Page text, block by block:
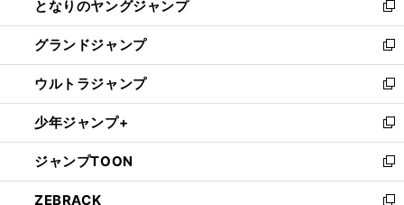
く
ド
ウ
で
開
く
ィ
ン
ド
ウ
で
開
く
い
ウ
ィ
ン
ド
ウ
で
開
く
となりのヤングジャンプ
新
し
い
ウ
ィ
ン
ド
ウ
で
開
く
グランドジャンプ
新
し
い
ウ
ィ
ン
ド
ウ
で
ウルトラジャンプ
新
し
い
ウ
ィ
ン
ド
少年ジャンプ+
新
し
い
ウ
ジャンプTOON
新
し
ZEBRACK